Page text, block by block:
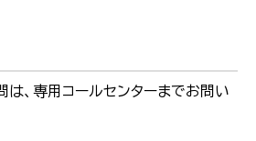
、専用コールセンターまでお問い